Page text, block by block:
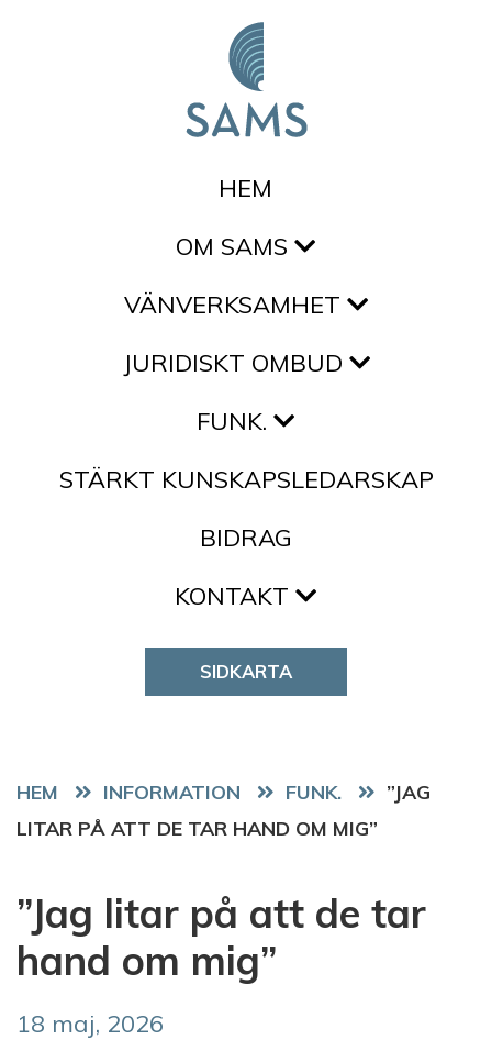
HEM
OM SAMS
VÄNVERKSAMHET
JURIDISKT OMBUD
FUNK.
STÄRKT KUNSKAPSLEDARSKAP
BIDRAG
KONTAKT
SIDKARTA
HEM FUNK.
”JAG
LITAR PÅ ATT DE TAR HAND OM MIG”
”Jag litar på att de tar
hand om mig”
18 maj, 2026